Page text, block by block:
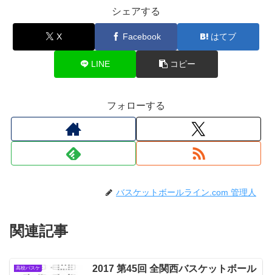
シェアする
X Facebook はてブ
LINE コピー
フォローする
バスケットボールライン.com 管理人
関連記事
高校バスケ
2017 第45回 全関西バスケットボール